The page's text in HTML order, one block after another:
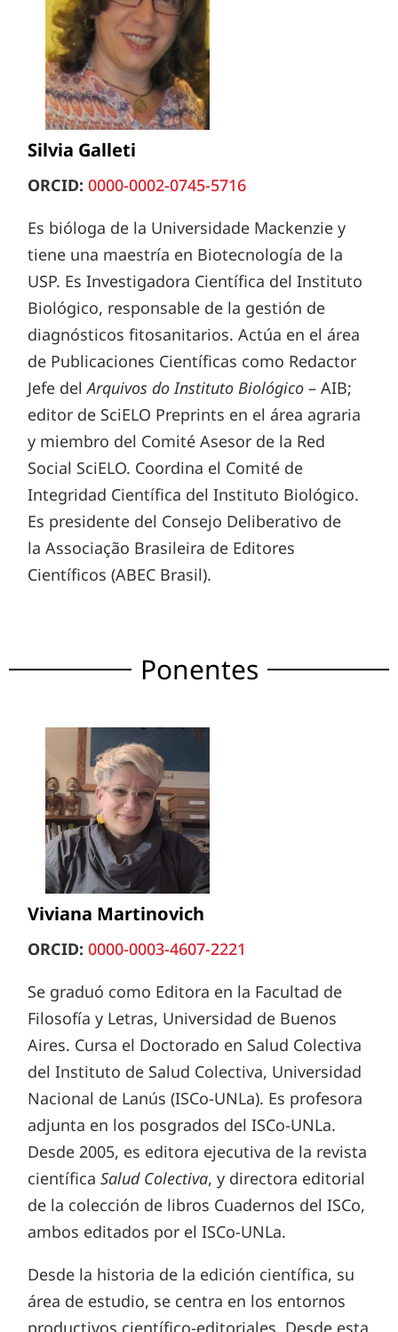
Silvia Galleti
ORCID: 0000-0002-0745-5716
Es bióloga de la Universidade Mackenzie y
tiene una maestría en Biotecnología de la
USP. Es Investigadora Científica del Instituto
Biológico, responsable de la gestión de
diagnósticos fitosanitarios. Actúa en el área
de Publicaciones Científicas como Redactor
Jefe delArquivos do Instituto Biológico – AIB;
editor de SciELO Preprints en el área agraria
y miembro del Comité Asesor de la Red
Social SciELO. Coordina el Comité de
Integridad Científica del Instituto Biológico.
Es presidente del Consejo Deliberativo de
la Associação Brasileira de Editores
Científicos (ABEC Brasil).
Ponentes
Viviana Martinovich
ORCID: 0000-0003-4607-2221
Se graduó como Editora en la Facultad de
Filosofía y Letras, Universidad de Buenos
Aires. Cursa el Doctorado en Salud Colectiva
del Instituto de Salud Colectiva, Universidad
Nacional de Lanús (ISCo-UNLa). Es profesora
adjunta en los posgrados del ISCo-UNLa.
Desde 2005, es editora ejecutiva de la revista
científicaSalud Colectiva, y directora editorial
de la colección de libros Cuadernos del ISCo,
ambos editados por el ISCo-UNLa.
Desde la historia de la edición científica, su
área de estudio, se centra en los entornos
productivos científico-editoriales. Desde esta